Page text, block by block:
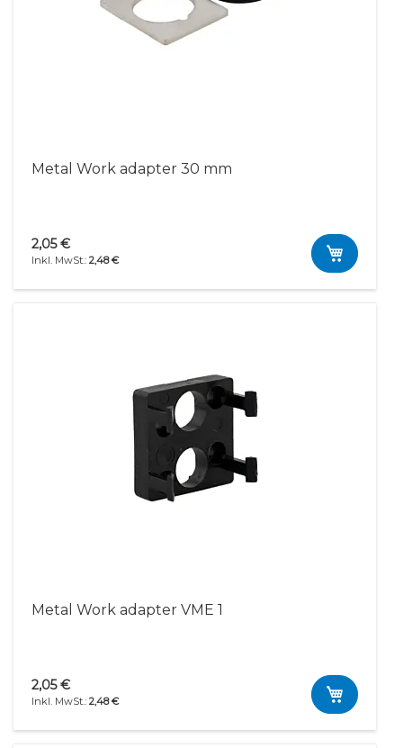
Metal Work adapter 30 mm
2,48 €
2,05 €
Metal Work adapter VME 1
2,48 €
2,05 €